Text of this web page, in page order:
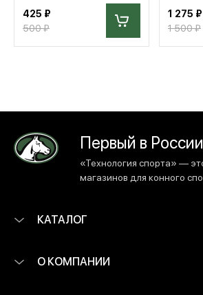
425 ₽
500 ₽
1 275 ₽
1 500 ₽
Первый в России
«Технология спорта» —
магазинов для конного
КАТАЛОГ
О КОМПАНИИ